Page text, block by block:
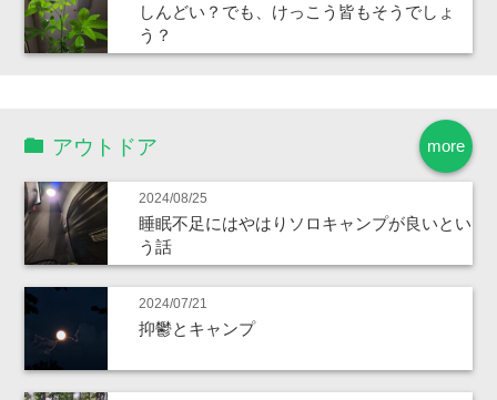
しんどい？でも、けっこう皆もそうでしょ
う？
more
アウトドア
2024/08/25
睡眠不足にはやはりソロキャンプが良いとい
う話
2024/07/21
抑鬱とキャンプ